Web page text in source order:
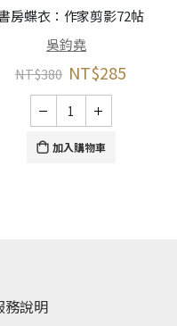
房蝶衣：作家剪影72帖
吳鈞堯
NT$380 NT$285
加入購物車
務說明